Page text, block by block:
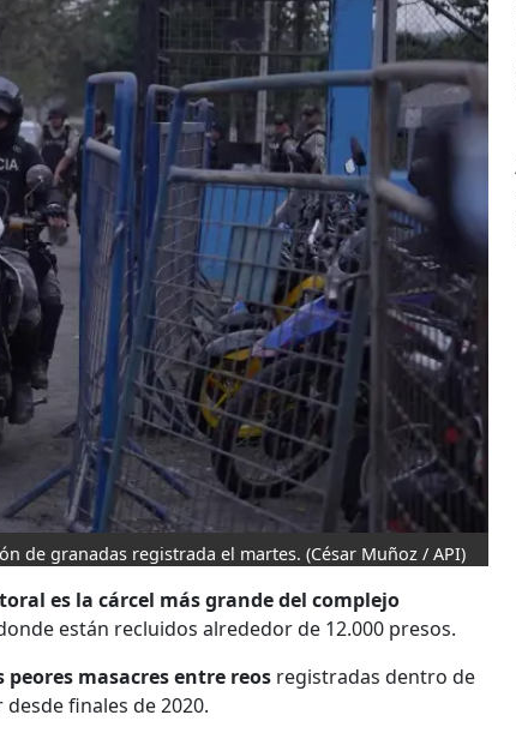
de granadas registrada el martes. (César Muñoz / API)
es la cárcel más grande del complejo
están recluidos alrededor de 12.000 presos.
peores masacres entre reos registradas dentro de
finales de 2020.